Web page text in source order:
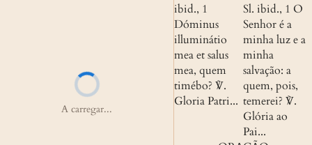
A carregar...
ibid., 1
Dóminus
illuminátio
mea et salus
mea, quem
timébo?
Gloria Patri...
Sl. ibid., 1 O
Senhor é a
minha luz e a
minha
salvação: a
quem, pois,
temerei?
Glória ao
Pai...